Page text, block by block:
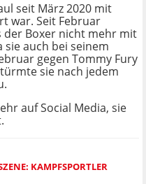
seit März 2020 mit
war. Seit Februar
der Boxer nicht mehr mit
auch bei seinem
gegen Tommy Fury
sie nach jedem
auf Social Media, sie
KAMPFSPORTLER